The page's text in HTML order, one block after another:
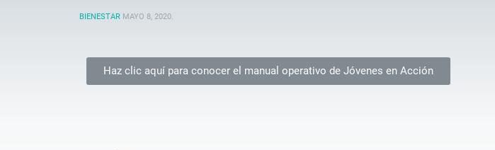
BIENESTAR MAYO 8, 2020.
Haz clic aquí para conocer el manual operativo de Jóvenes en Acción